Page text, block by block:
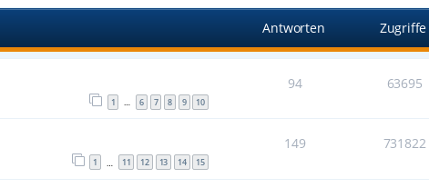
Antworten Zugriffe
1 … 6 7 8 9 10
94 63695
1 … 11 12 13 14 15
149 731822